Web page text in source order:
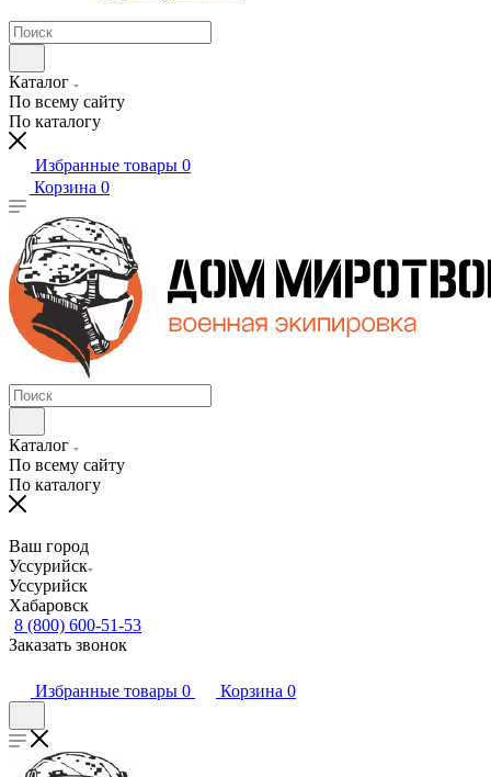
Каталог
По всему сайту
По каталогу
Избранные товары 0
Корзина 0
Каталог
По всему сайту
По каталогу
Ваш город
Уссурийск
Уссурийск
Хабаровск
8 (800) 600-51-53
Заказать звонок
Избранные товары 0 Корзина 0